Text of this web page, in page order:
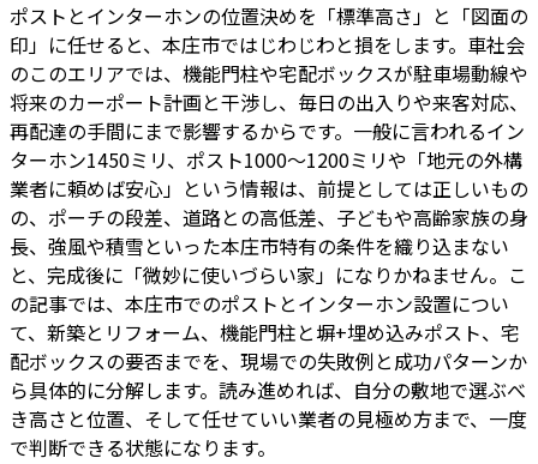
ポストとインターホンの位置決めを「標準高さ」と「図面の
印」に任せると、本庄市ではじわじわと損をします。車社会
のこのエリアでは、機能門柱や宅配ボックスが駐車場動線や
将来のカーポート計画と干渉し、毎日の出入りや来客対応、
再配達の手間にまで影響するからです。一般に言われるイン
ターホン1450ミリ、ポスト1000〜1200ミリや「地元の外構
業者に頼めば安心」という情報は、前提としては正しいもの
の、ポーチの段差、道路との高低差、子どもや高齢家族の身
長、強風や積雪といった本庄市特有の条件を織り込まない
と、完成後に「微妙に使いづらい家」になりかねません。こ
の記事では、本庄市でのポストとインターホン設置につい
て、新築とリフォーム、機能門柱と塀+埋め込みポスト、宅
配ボックスの要否までを、現場での失敗例と成功パターンか
ら具体的に分解します。読み進めれば、自分の敷地で選ぶべ
き高さと位置、そして任せていい業者の見極め方まで、一度
で判断できる状態になります。